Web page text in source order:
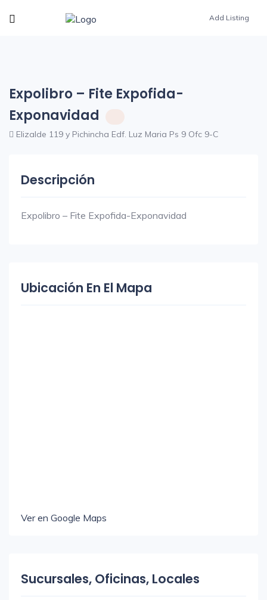
Add Listing
Expolibro – Fite Expofida-
Exponavidad
Elizalde 119 y Pichincha Edf. Luz Maria Ps 9 Ofc 9-C
Descripción
Expolibro – Fite Expofida-Exponavidad
Ubicación En El Mapa
Ver en Google Maps
Sucursales, Oficinas, Locales